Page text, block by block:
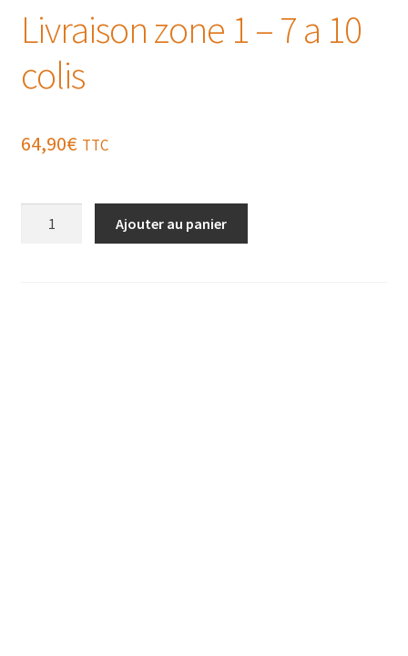
Livraison zone 1 – 7 a 10
colis
64,90€ TTC
Ajouter au panier